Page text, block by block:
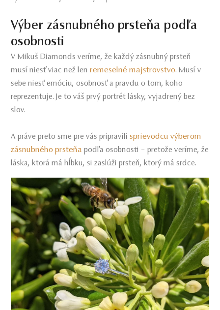
Výber zásnubného prsteňa podľa
osobnosti
V Mikuš Diamonds veríme, že každý zásnubný prsteň
musí niesť viac než lenremeselné majstrovstvo. Musí v
sebe niesť emóciu, osobnosť a pravdu o tom, koho
reprezentuje. Je to váš prvý portrét lásky, vyjadrený bez
slov.
A práve preto sme pre vás pripravilisprievodcu výberom
zásnubného prsteňa podľa osobnosti – pretože veríme, že
láska, ktorá má hĺbku, si zaslúži prsteň, ktorý má srdce.